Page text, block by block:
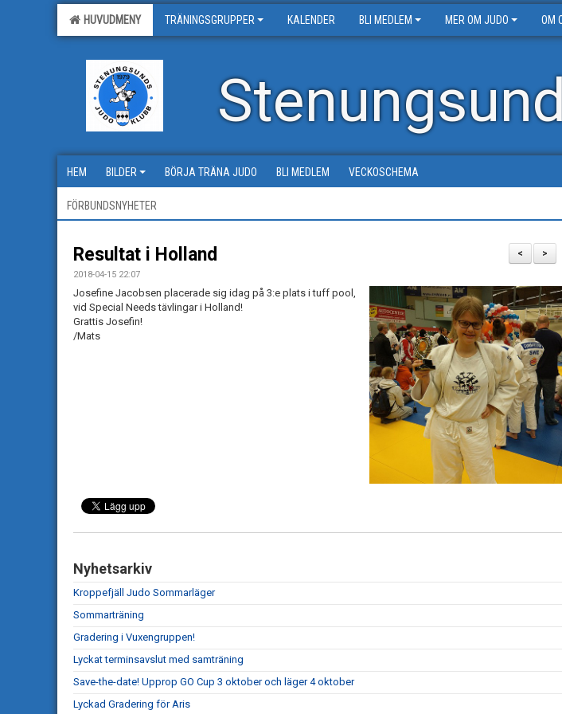
HUVUDMENY TRÄNINGSGRUPPER KALENDER BLI MEDLEM MER OM JUDO OM
HEM BILDER BÖRJA TRÄNA JUDO BLI MEDLEM VECKOSCHEMA
FÖRBUNDSNYHETER
>
<
Resultat i Holland
2018-04-15 22:07
Josefine Jacobsen placerade sig idag på 3:e plats i tuff pool,
vid Special Needs tävlingar i Holland!
Grattis Josefin!
/Mats
Nyhetsarkiv
Kroppefjäll Judo Sommarläger
Sommarträning
Gradering i Vuxengruppen!
Lyckat terminsavslut med samträning
Save-the-date! Upprop GO Cup 3 oktober och läger 4 oktober
Lyckad Gradering för Aris